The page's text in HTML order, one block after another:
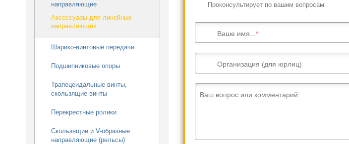
направляющие
Аксессуары для линейных
направляющих
Шарико-винтовые передачи
Подшипниковые опоры
Трапецеидальные винты,
скользящие винты
Перекрестные ролики
Скользящие и V-образные
направляющие (рельсы)
Проконсультирует по вашим вопросам
Ваше имя...
Организация (для юрлиц)
Ваш вопрос или комментарий